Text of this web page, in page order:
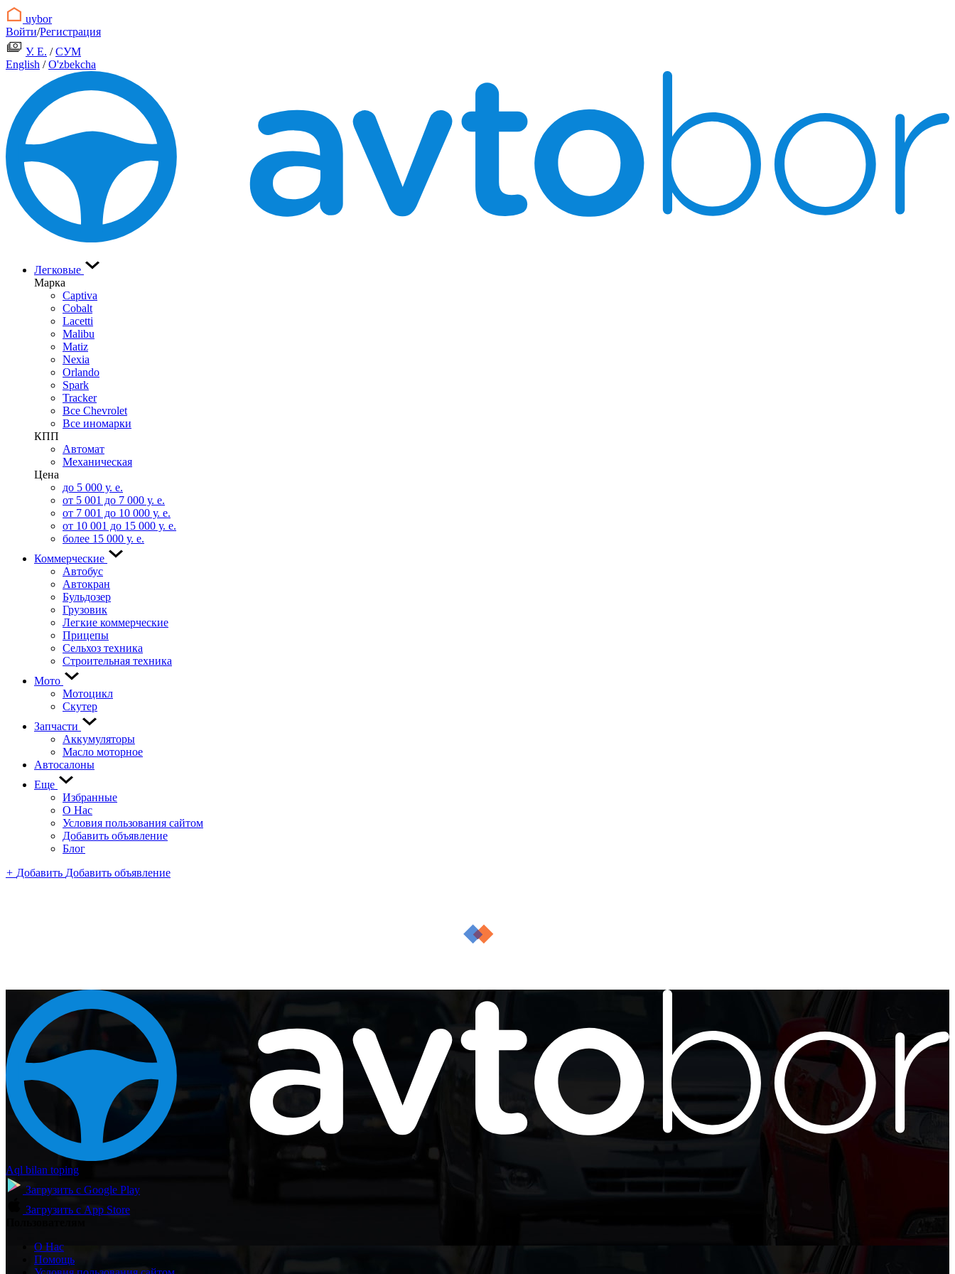
uybor
Войти/Регистрация
У. Е. /СУМ
English /O'zbekcha
Легковые
Марка
Captiva
Cobalt
Lacetti
Malibu
Matiz
Nexia
Orlando
Spark
Tracker
Все Chevrolet
Все иномарки
КПП
Автомат
Механическая
Цена
до 5 000 у. е.
от 5 001 до 7 000 у. е.
от 7 001 до 10 000 у. е.
от 10 001 до 15 000 у. е.
более 15 000 у. е.
Коммерческие
Автобус
Автокран
Бульдозер
Грузовик
Легкие коммерческие
Прицепы
Сельхоз техника
Строительная техника
Мото
Мотоцикл
Скутер
Запчасти
Аккумуляторы
Масло моторное
Автосалоны
Еще
Избранные
О Нас
Условия пользования сайтом
Добавить объявление
Блог
+ Добавить Добавить объявление
Aql bilan toping
Загрузить с Google Play
Загрузить с App Store
О Нас
Помощь